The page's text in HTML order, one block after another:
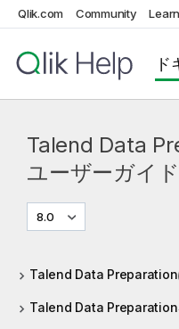
Qlik.com Community
ド
Talend Data
ユーザーガイド
8.0
Talend Data Preparation
Talend Data Preparation